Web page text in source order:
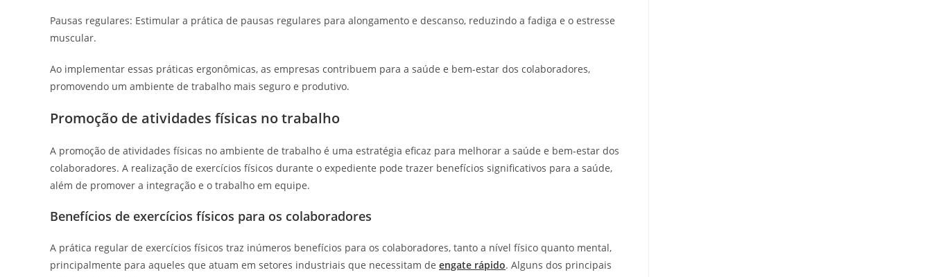
Pausas regulares: Estimular a prática de pausas regulares para alongamento e descanso, reduzindo a fadiga e o estresse
muscular.
Ao implementar essas práticas ergonômicas, as empresas contribuem para a saúde e bem-estar dos colaboradores,
promovendo um ambiente de trabalho mais seguro e produtivo.
Promoção de atividades físicas no trabalho
A promoção de atividades físicas no ambiente de trabalho é uma estratégia eficaz para melhorar a saúde e bem-estar dos
colaboradores. A realização de exercícios físicos durante o expediente pode trazer benefícios significativos para a saúde,
além de promover a integração e o trabalho em equipe.
Benefícios de exercícios físicos para os colaboradores
A prática regular de exercícios físicos traz inúmeros benefícios para os colaboradores, tanto a nível físico quanto mental,
principalmente para aqueles que atuam em setores industriais que necessitam de engate rápido. Alguns dos principais